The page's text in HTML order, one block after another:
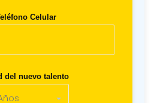
Celular
del nuevo talento